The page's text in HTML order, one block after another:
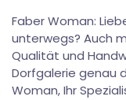
Faber Woman:
unterwegs? Auch
Qualität und
Dorfgalerie genau
Woman, Ihr